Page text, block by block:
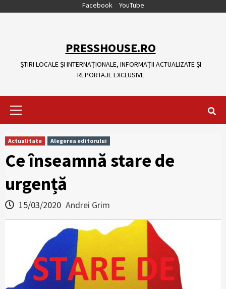
Facebook YouTube
PRESSHOUSE.RO
ȘTIRI LOCALE ȘI INTERNAȚIONALE, INFORMAȚII ACTUALIZATE ȘI
REPORTAJE EXCLUSIVE
Actualitate Alegerea editorului
Ce înseamnă stare de
urgență
15/03/2020 Andrei Grim